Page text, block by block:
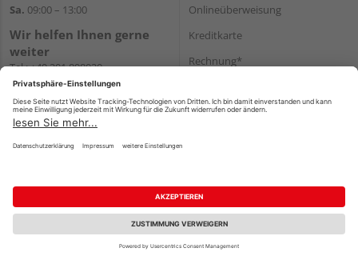
Sa. 09:00 – 13:00
Wir helfen Ihnen gerne
weiter
Tel.:+49 201 898020
E-Mail:shop@vonderstein.de
Onlineüberweisung
Kreditkarte
Rechnung*
Versand
Impressum AGB Widerruf
Datenschutz
Reservierungsbedingungen
Vertrag widerrufen